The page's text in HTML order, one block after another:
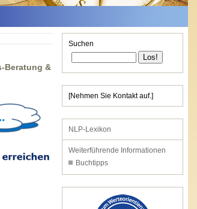
Beratung &
Suchen
[Nehmen Sie Kontakt auf.]
NLP-Lexikon
Weiterführende Informationen
Buchtipps